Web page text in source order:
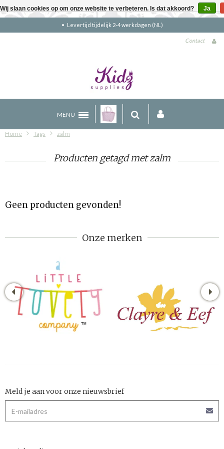
Levertijd tijdelijk 2-4 werkdagen (NL)
Contact
MENU
Home Tags zalm
Producten getagd met zalm
Geen producten gevonden!
Onze merken
Meld je aan voor onze nieuwsbrief
Wij slaan cookies op om onze website te verbeteren. Is dat akkoord? Ja